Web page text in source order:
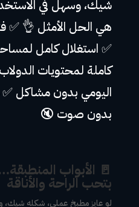
شيك، وسهل في
هي الحل الأمثل 👌
✅ استغلال كامل
كاملة لمحتويات
اليومي بدون مشاكل
بدون صوت 🔇
🚪 الأبواب
بتحب الراحة والأناقة
لو عايز مطبخ عملي، شكله شيك،